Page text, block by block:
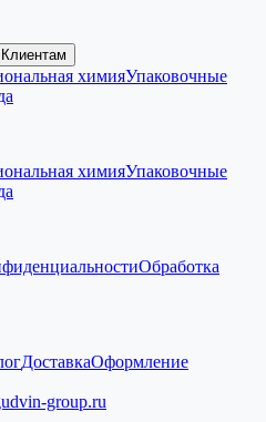
Клиентам
химияУпаковочные
химияУпаковочные
Обработка
ДоставкаОформление
group.ru